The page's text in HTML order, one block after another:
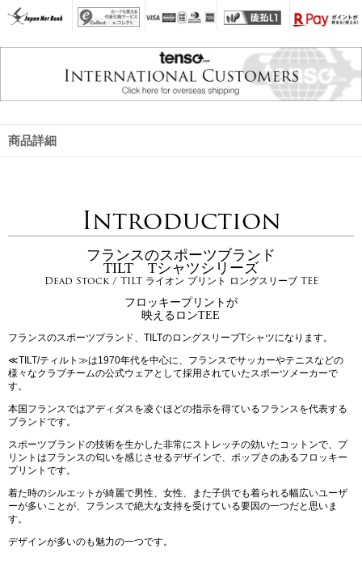
商品詳細
Introduction
フランスのスポーツブランド
TILT Tシャツシリーズ
Dead Stock / TILT ライオン プリント ロングスリーブ TEE
フロッキープリントが
映えるロンTEE
フランスのスポーツブランド、TILTのロングスリーブTシャツになります。
≪TILT/ティルト≫は1970年代を中心に、フランスでサッカーやテニスなどの
様々なクラブチームの公式ウェアとして採用されていたスポーツメーカーで
す。
本国フランスではアディダスを凌ぐほどの指示を得ているフランスを代表する
ブランドです。
スポーツブランドの技術を生かした非常にストレッチの効いたコットンで、プ
リントはフランスの匂いを感じさせるデザインで、ポップさのあるフロッキー
プリントです。
着た時のシルエットが綺麗で男性、女性、また子供でも着られる幅広いユーザ
ーが多いことが、フランスで絶大な支持を受けている要因の一つだと思いま
す。
デザインが多いのも魅力の一つです。